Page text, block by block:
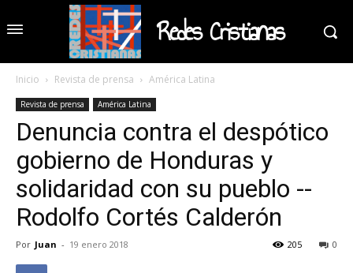
Redes Cristianas
Inicio Revista de prensa América Latina
Revista de prensa América Latina
Denuncia contra el despótico
gobierno de Honduras y
solidaridad con su pueblo --
Rodolfo Cortés Calderón
Por Juan - 19 enero 2018 0
205